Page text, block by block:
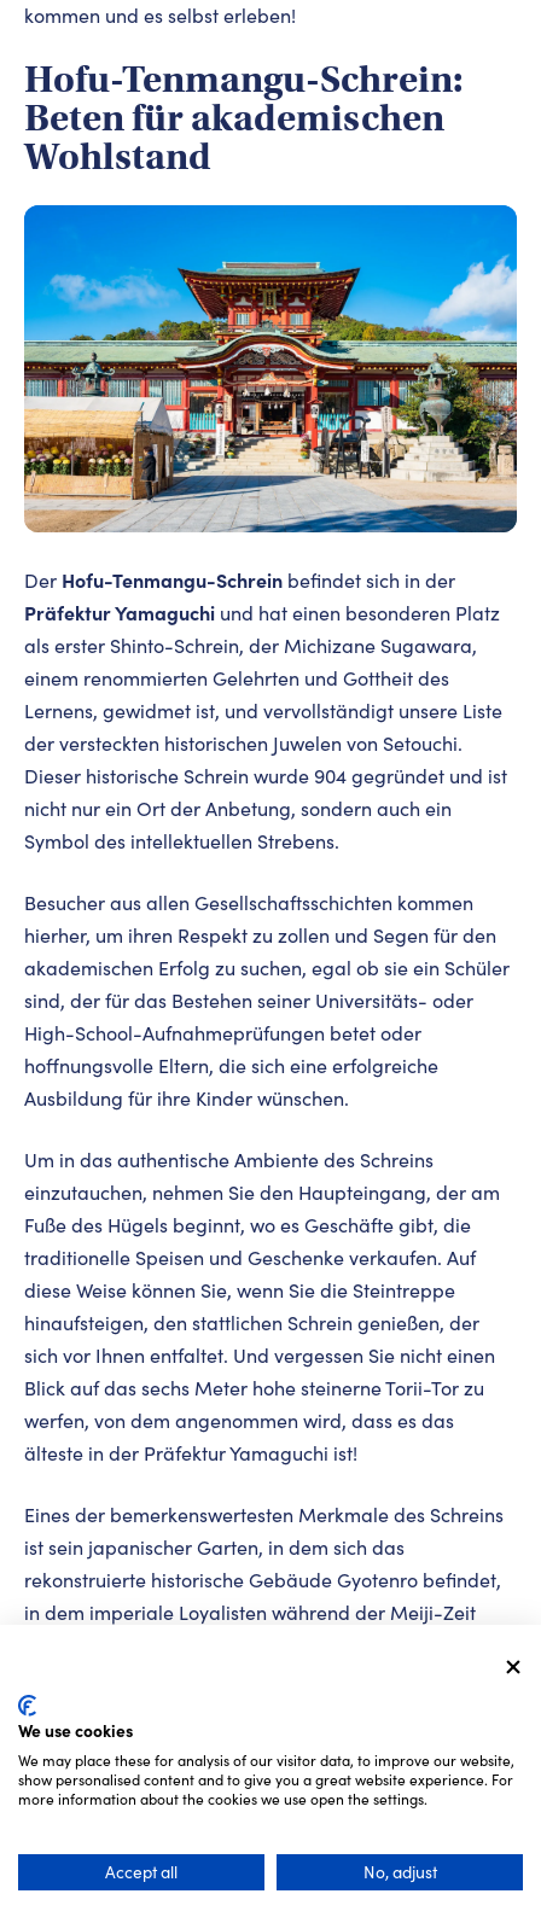
kommen und es selbst erleben!
Hofu-Tenmangu-Schrein:
Beten für akademischen
Wohlstand
Der Hofu-Tenmangu-Schrein befindet sich in der
Präfektur Yamaguchi und hat einen besonderen Platz
als erster Shinto-Schrein, der Michizane Sugawara,
einem renommierten Gelehrten und Gottheit des
Lernens, gewidmet ist, und vervollständigt unsere Liste
der versteckten historischen Juwelen von Setouchi.
Dieser historische Schrein wurde 904 gegründet und ist
nicht nur ein Ort der Anbetung, sondern auch ein
Symbol des intellektuellen Strebens.
Besucher aus allen Gesellschaftsschichten kommen
hierher, um ihren Respekt zu zollen und Segen für den
akademischen Erfolg zu suchen, egal ob sie ein Schüler
sind, der für das Bestehen seiner Universitäts- oder
High-School-Aufnahmeprüfungen betet oder
hoffnungsvolle Eltern, die sich eine erfolgreiche
Ausbildung für ihre Kinder wünschen.
Um in das authentische Ambiente des Schreins
einzutauchen, nehmen Sie den Haupteingang, der am
Fuße des Hügels beginnt, wo es Geschäfte gibt, die
traditionelle Speisen und Geschenke verkaufen. Auf
diese Weise können Sie, wenn Sie die Steintreppe
hinaufsteigen, den stattlichen Schrein genießen, der
sich vor Ihnen entfaltet. Und vergessen Sie nicht einen
Blick auf das sechs Meter hohe steinerne Torii-Tor zu
werfen, von dem angenommen wird, dass es das
älteste in der Präfektur Yamaguchi ist!
Eines der bemerkenswertesten Merkmale des Schreins
ist sein japanischer Garten, in dem sich das
rekonstruierte historische Gebäude Gyotenro befindet,
in dem imperiale Loyalisten während der Meiji-Zeit
einem beeindruckenden Blick auf den Garten während
der Herbstsaison genießen.
Ein weiterer Ort, den man gesehen haben muss, ist der
einer fünfstöckigen Pagode gedacht war. Obwohl das
We use cookies
We may place these for analysis of our visitor data, to improve our website,
show personalised content and to give you a great website experience. For
more information about the cookies we use open the settings.
Accept all No, adjust